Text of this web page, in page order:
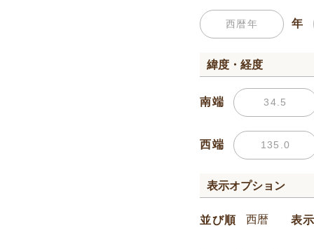
年
緯度・経度
南端
西端
表示オプション
並び順 表